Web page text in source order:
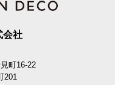
会社
町16-22
201